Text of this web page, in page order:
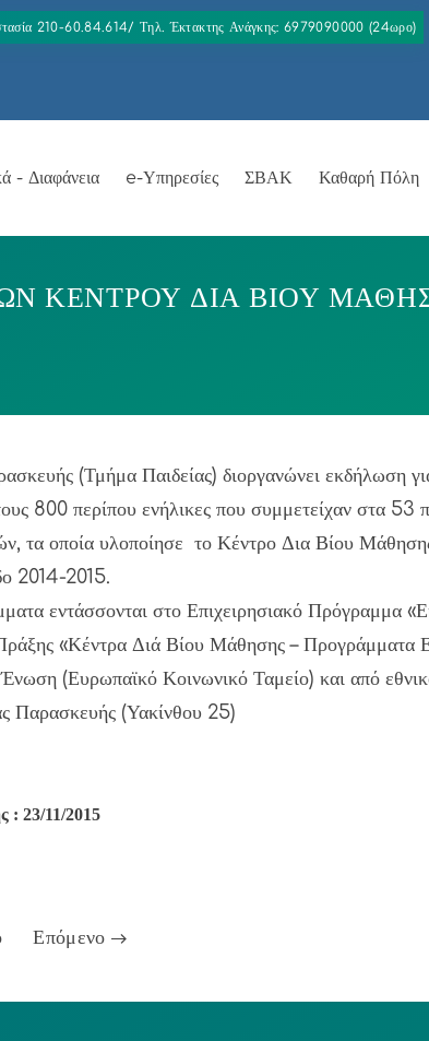
210-60.84.614/ Τηλ. Έκτακτης Ανάγκης: 6979090000 (24ωρο)
- Διαφάνεια e-Υπηρεσίες ΣΒΑΚ Καθαρή Πόλη
ΚΕΝΤΡΟΥ ΔΙΑ ΒΙΟΥ
(Τμήμα Παιδείας) διοργανώνει εκδήλωση
800 περίπου ενήλικες που συμμετείχαν στα 53
τα οποία υλοποίησε το Κέντρο Δια Βίου
2014-2015.
εντάσσονται στο Επιχειρησιακό Πρόγραμμα
«Κέντρα Διά Βίου Μάθησης – Προγράμματα
(Ευρωπαϊκό Κοινωνικό Ταμείο) και από
Παρασκευής (Υακίνθου 25)
: 23/11/2015
Επόμενο